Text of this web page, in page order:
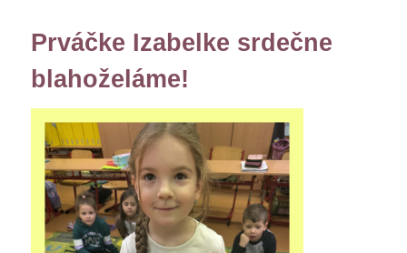
Prváčke Izabelke srdečne
blahoželáme!